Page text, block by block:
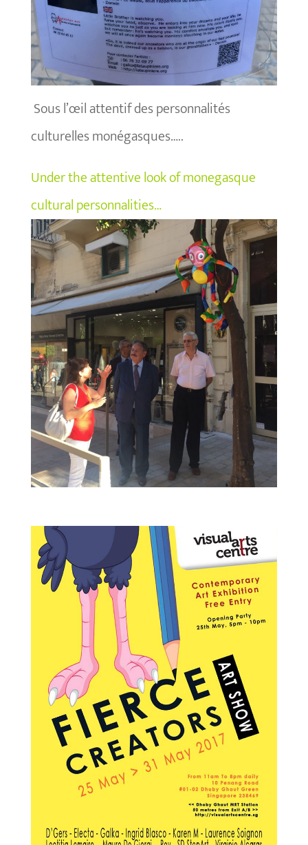
Sous l’œil attentif des personnalités
culturelles monégasques…..
Under the attentive look of monegasque
cultural personnalities…